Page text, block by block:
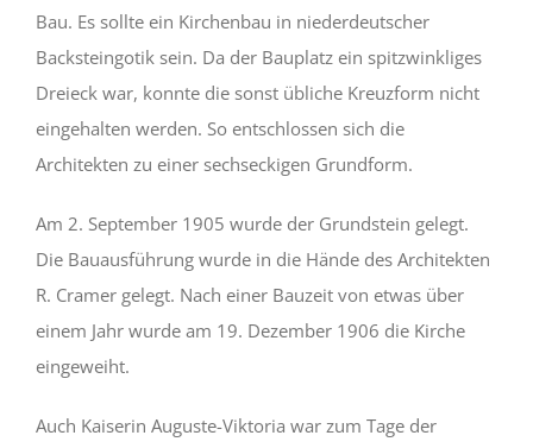
Bau. Es sollte ein Kirchenbau in niederdeutscher
Backsteingotik sein. Da der Bauplatz ein spitzwinkliges
Dreieck war, konnte die sonst übliche Kreuzform nicht
eingehalten werden. So entschlossen sich die
Architekten zu einer sechseckigen Grundform.
Am 2. September 1905 wurde der Grundstein gelegt.
Die Bauausführung wurde in die Hände des Architekten
R. Cramer gelegt. Nach einer Bauzeit von etwas über
einem Jahr wurde am 19. Dezember 1906 die Kirche
eingeweiht.
Auch Kaiserin Auguste-Viktoria war zum Tage der